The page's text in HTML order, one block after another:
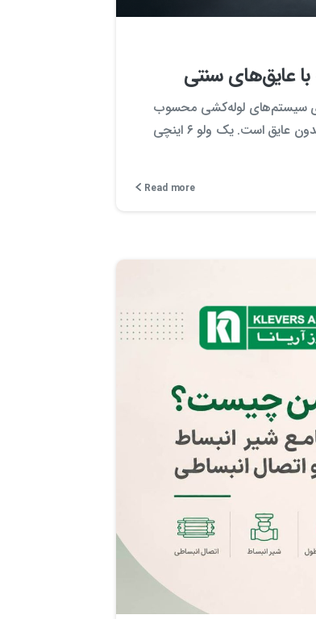
عایق‌های سنتی
سیستم‌های لوله‌کشی محسوب
می‌شوند. اما نکته‌ای که اغلب نادیده گرفته می‌شود، اتلاف حرارت قابل‌توجه از سطح ولوهای بدون عایق است. یک ولو ۶ اینچی
Read more